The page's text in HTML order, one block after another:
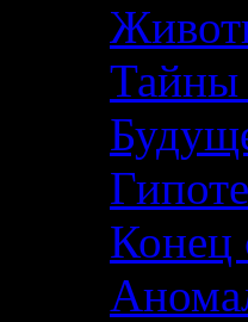
Тайны
Конец